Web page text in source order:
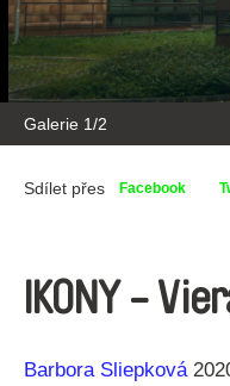
Galerie 1/2
Sdílet přes Facebook
IKONY -
Režie
Barbora Sliepková
Rok